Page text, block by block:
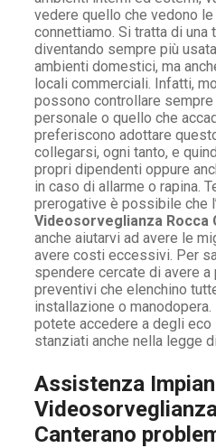
vedere quello che vedono
connettiamo. Si tratta di una
diventando sempre più
ambienti domestici, ma
locali commerciali. Infatti,
possono controllare
personale o quello che
preferiscono adottare
collegarsi, ogni tanto, e
propri dipendenti oppure
in caso di allarme o rapina.
prerogative è possibile che l’
Videosorveglianza Rocca
anche aiutarvi ad avere le
avere costi eccessivi. Per
spendere cercate di avere a
preventivi che elenchino
installazione o manodopera.
potete accedere a degli
stanziati anche nella legge
Assistenza
Canterano